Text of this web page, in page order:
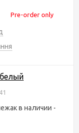
Pre-order only
в наличии -